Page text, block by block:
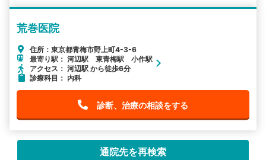
荒巻医院
住所：東京都青梅市野上町4-3-6
最寄り駅： 河辺駅 東青梅駅 小作駅
アクセス： 河辺駅 から徒歩6分
診療科目： 内科
診断、治療の相談をする
通院先を再検索